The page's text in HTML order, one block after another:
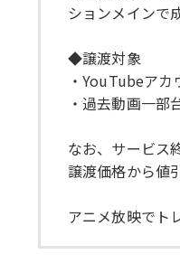
ションメインで
◆譲渡対象
・YouTubeアカ
・過去動画一部
なお、サービス
譲渡価格から値
アニメ放映でト